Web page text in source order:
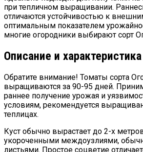
при тепличном выращивании.
отличаются устойчивостью к
оптимальным показателем
многие огородники выбирают сорт
Описание и
Обратите внимание! Томаты сорта
выращиваются за 90-95 дней.
раннее получение урожая и
условиям, рекомендуется
теплицах.
Куст обычно вырастает до 2-х
укороченными междоузлиями,
листьями. Простое соцветие